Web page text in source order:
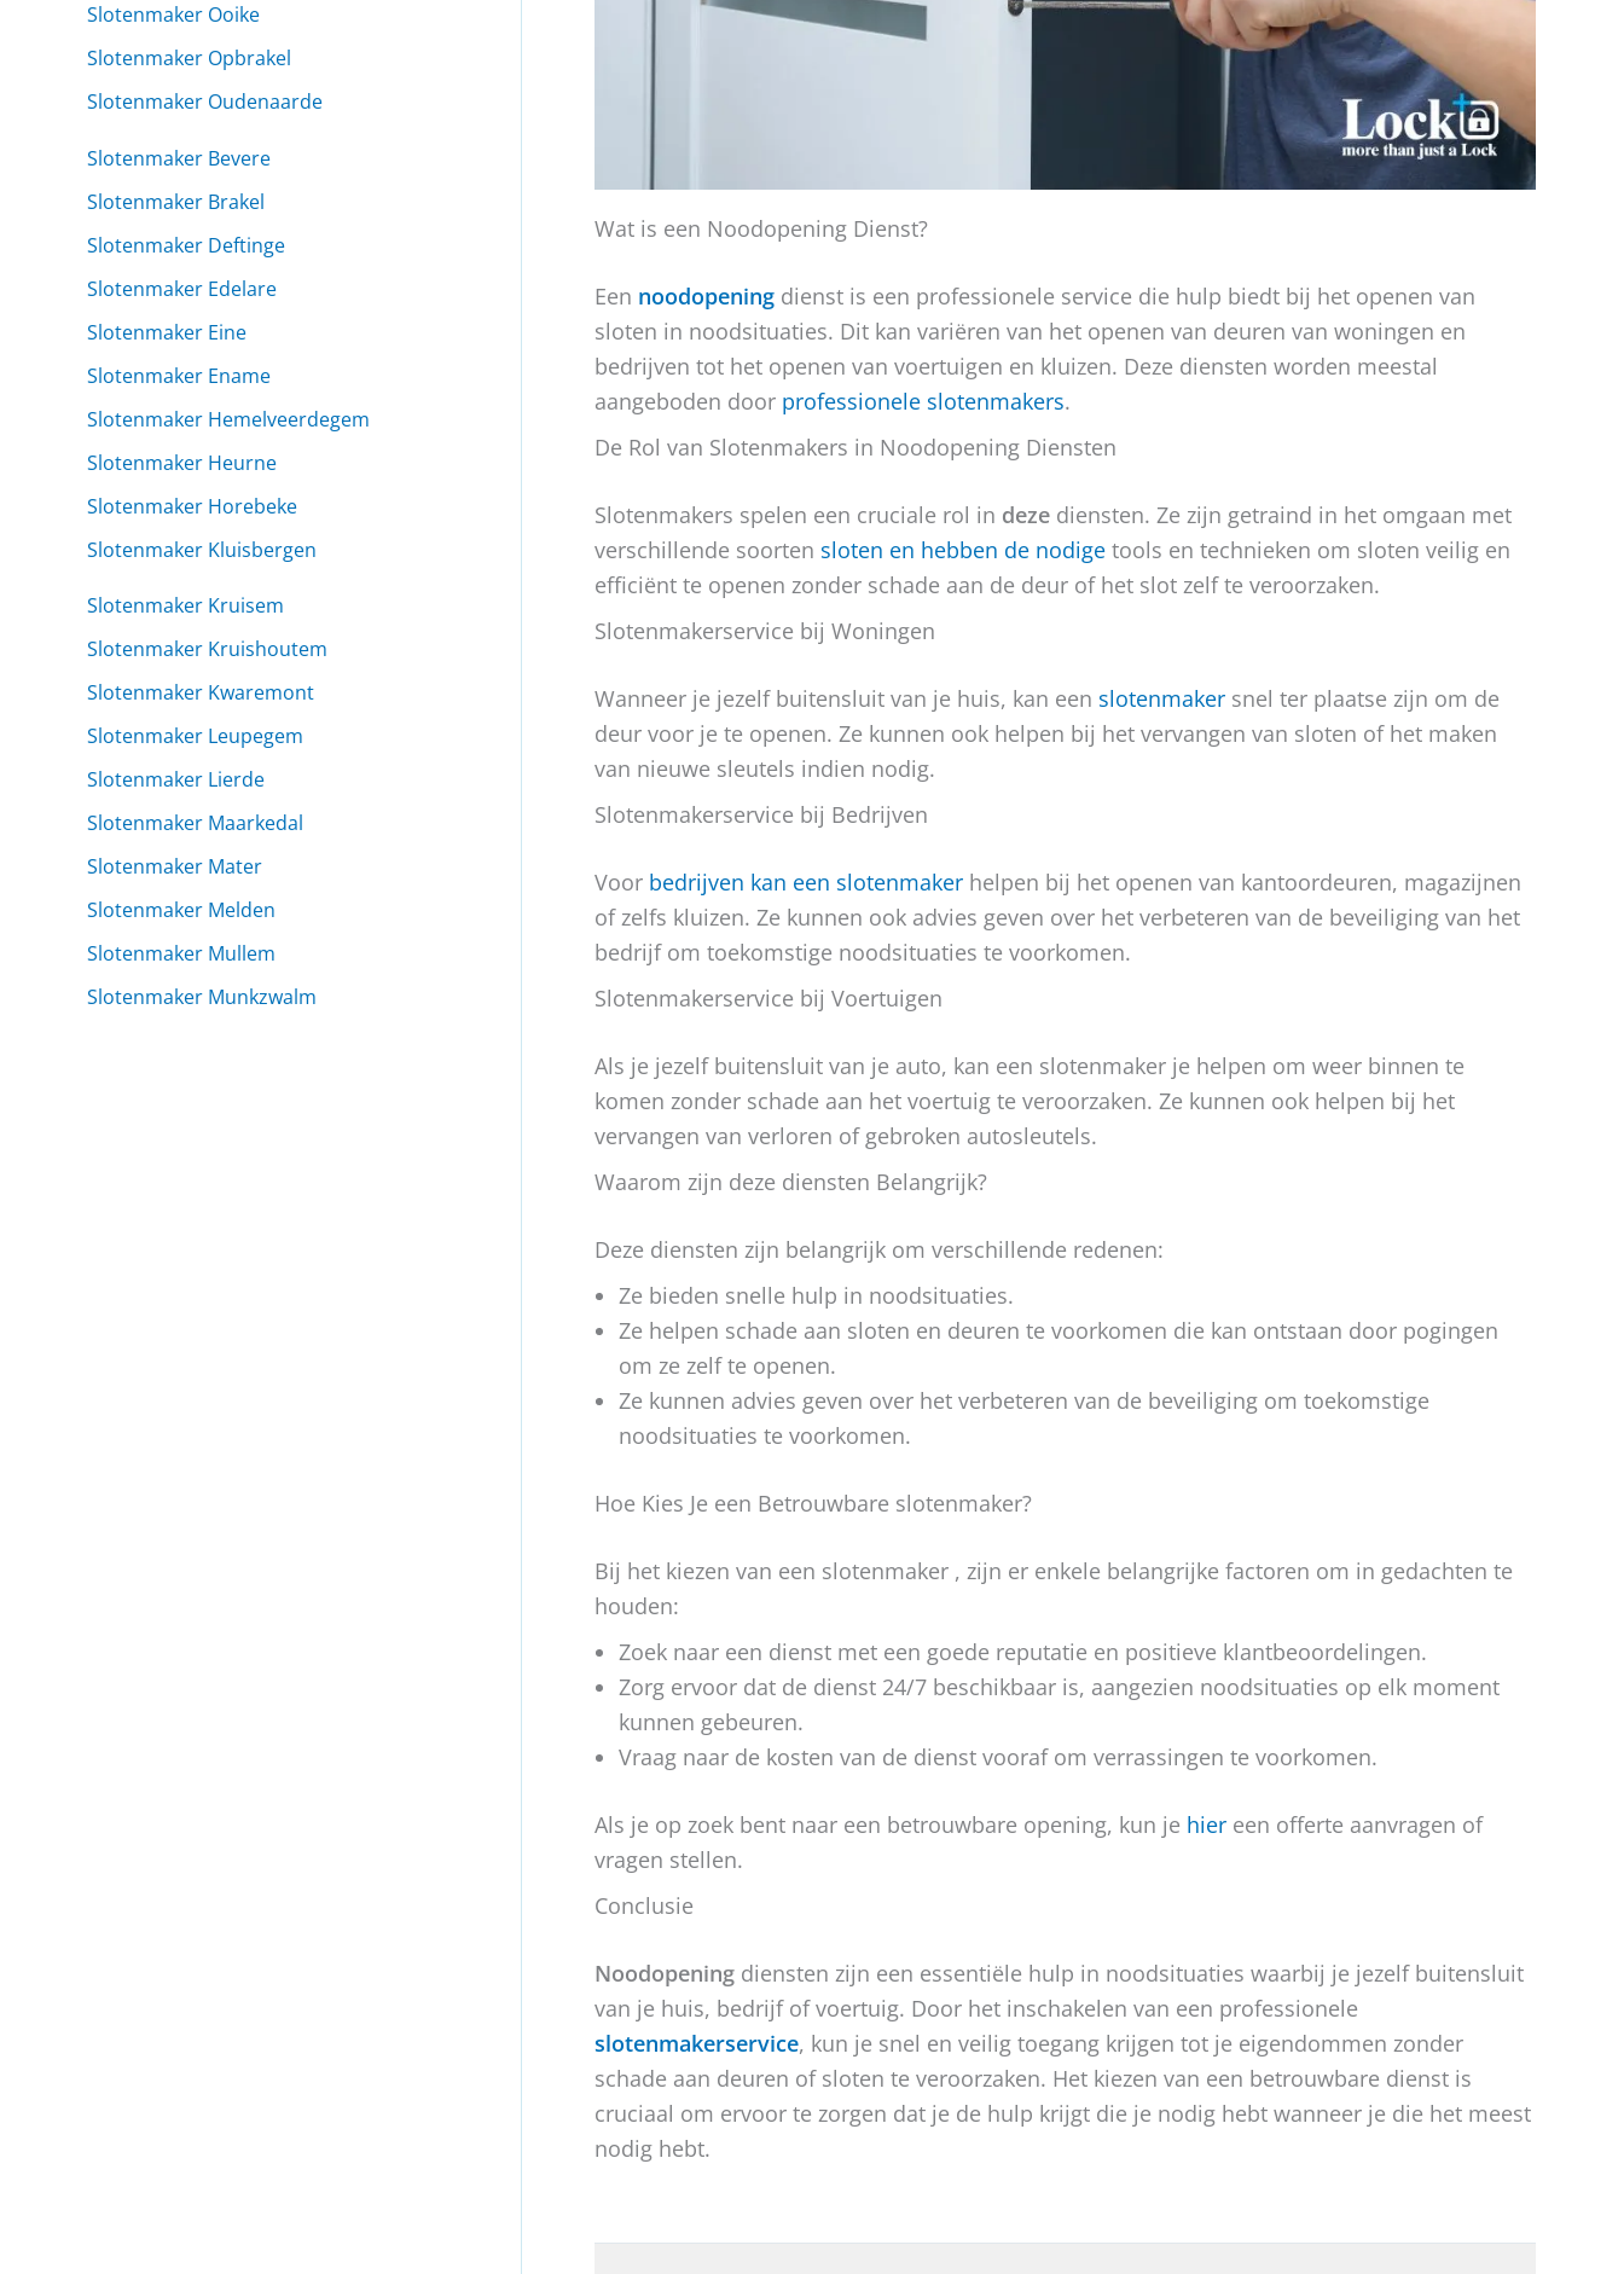
Slotenmaker Ooike
Slotenmaker Opbrakel
Slotenmaker Oudenaarde
Slotenmaker Bevere
Slotenmaker Brakel
Slotenmaker Deftinge
Slotenmaker Edelare
Slotenmaker Eine
Slotenmaker Ename
Slotenmaker Hemelveerdegem
Slotenmaker Heurne
Slotenmaker Horebeke
Slotenmaker Kluisbergen
Slotenmaker Kruisem
Slotenmaker Kruishoutem
Slotenmaker Kwaremont
Slotenmaker Leupegem
Slotenmaker Lierde
Slotenmaker Maarkedal
Slotenmaker Mater
Slotenmaker Melden
Slotenmaker Mullem
Slotenmaker Munkzwalm
Wat is een Noodopening Dienst?
Een noodopening dienst is een professionele service die hulp biedt bij het openen van
sloten in noodsituaties. Dit kan variëren van het openen van deuren van woningen en
bedrijven tot het openen van voertuigen en kluizen. Deze diensten worden meestal
aangeboden door professionele slotenmakers.
De Rol van Slotenmakers in Noodopening Diensten
Slotenmakers spelen een cruciale rol in deze diensten. Ze zijn getraind in het omgaan met
verschillende soorten sloten en hebben de nodige tools en technieken om sloten veilig en
efficiënt te openen zonder schade aan de deur of het slot zelf te veroorzaken.
Slotenmakerservice bij Woningen
Wanneer je jezelf buitensluit van je huis, kan een slotenmaker snel ter plaatse zijn om de
deur voor je te openen. Ze kunnen ook helpen bij het vervangen van sloten of het maken
van nieuwe sleutels indien nodig.
Slotenmakerservice bij Bedrijven
Voor bedrijven kan een slotenmaker helpen bij het openen van kantoordeuren, magazijnen
of zelfs kluizen. Ze kunnen ook advies geven over het verbeteren van de beveiliging van het
bedrijf om toekomstige noodsituaties te voorkomen.
Slotenmakerservice bij Voertuigen
Als je jezelf buitensluit van je auto, kan een slotenmaker je helpen om weer binnen te
komen zonder schade aan het voertuig te veroorzaken. Ze kunnen ook helpen bij het
vervangen van verloren of gebroken autosleutels.
Waarom zijn deze diensten Belangrijk?
Deze diensten zijn belangrijk om verschillende redenen:
Ze bieden snelle hulp in noodsituaties.
Ze helpen schade aan sloten en deuren te voorkomen die kan ontstaan door pogingen
om ze zelf te openen.
Ze kunnen advies geven over het verbeteren van de beveiliging om toekomstige
noodsituaties te voorkomen.
Hoe Kies Je een Betrouwbare slotenmaker?
Bij het kiezen van een slotenmaker , zijn er enkele belangrijke factoren om in gedachten te
houden:
Zoek naar een dienst met een goede reputatie en positieve klantbeoordelingen.
Zorg ervoor dat de dienst 24/7 beschikbaar is, aangezien noodsituaties op elk moment
kunnen gebeuren.
Vraag naar de kosten van de dienst vooraf om verrassingen te voorkomen.
Als je op zoek bent naar een betrouwbare opening, kun je hier een offerte aanvragen of
vragen stellen.
Conclusie
Noodopening diensten zijn een essentiële hulp in noodsituaties waarbij je jezelf buitensluit
van je huis, bedrijf of voertuig. Door het inschakelen van een professionele
slotenmakerservice, kun je snel en veilig toegang krijgen tot je eigendommen zonder
schade aan deuren of sloten te veroorzaken. Het kiezen van een betrouwbare dienst is
cruciaal om ervoor te zorgen dat je de hulp krijgt die je nodig hebt wanneer je die het meest
nodig hebt.